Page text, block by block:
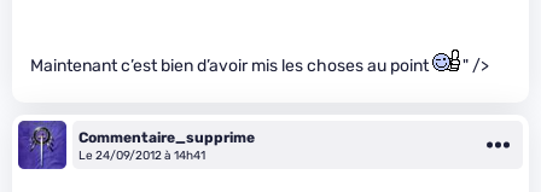
Maintenant c’est bien d’avoir mis les choses au point " />
Commentaire_supprime
Le 24/09/2012 à 14h41